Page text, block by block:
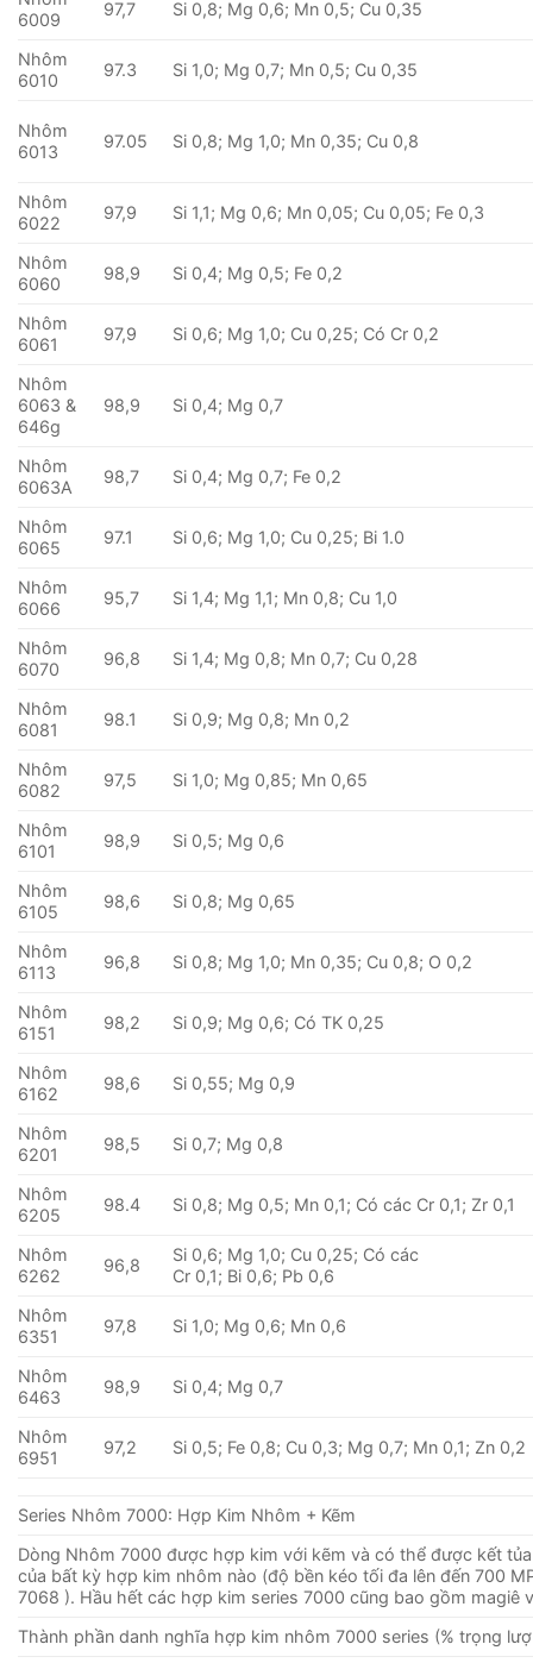
6009
97,7 Si 0,8; Mg 0,6; Mn 0,5; Cu 0,35
Nhôm
6010
97.3 Si 1,0; Mg 0,7; Mn 0,5; Cu 0,35
Nhôm
6013
97.05 Si 0,8; Mg 1,0; Mn 0,35; Cu 0,8
Nhôm
6022
97,9 Si 1,1; Mg 0,6; Mn 0,05; Cu 0,05; Fe 0,3
Nhôm
6060
98,9 Si 0,4; Mg 0,5; Fe 0,2
Nhôm
6061
97,9 Si 0,6; Mg 1,0; Cu 0,25; Có Cr 0,2
Nhôm
6063 &
646g
98,9 Si 0,4; Mg 0,7
Nhôm
6063A
98,7 Si 0,4; Mg 0,7; Fe 0,2
Nhôm
6065
97.1 Si 0,6; Mg 1,0; Cu 0,25; Bi 1.0
Nhôm
6066
95,7 Si 1,4; Mg 1,1; Mn 0,8; Cu 1,0
Nhôm
6070
96,8 Si 1,4; Mg 0,8; Mn 0,7; Cu 0,28
Nhôm
6081
98.1 Si 0,9; Mg 0,8; Mn 0,2
Nhôm
6082
97,5 Si 1,0; Mg 0,85; Mn 0,65
Nhôm
6101
98,9 Si 0,5; Mg 0,6
Nhôm
6105
98,6 Si 0,8; Mg 0,65
Nhôm
6113
96,8 Si 0,8; Mg 1,0; Mn 0,35; Cu 0,8; O 0,2
Nhôm
6151
98,2 Si 0,9; Mg 0,6; Có TK 0,25
Nhôm
6162
98,6 Si 0,55; Mg 0,9
Nhôm
6201
98,5 Si 0,7; Mg 0,8
Nhôm
6205
98.4 Si 0,8; Mg 0,5; Mn 0,1; Có các Cr 0,1; Zr 0,1
Nhôm
6262
96,8
Si 0,6; Mg 1,0; Cu 0,25; Có các
Cr 0,1; Bi 0,6; Pb 0,6
Nhôm
6351
97,8 Si 1,0; Mg 0,6; Mn 0,6
Nhôm
6463
98,9 Si 0,4; Mg 0,7
Nhôm
6951
97,2 Si 0,5; Fe 0,8; Cu 0,3; Mg 0,7; Mn 0,1; Zn 0,2
Series Nhôm 7000: Hợp Kim Nhôm + Kẽm
Dòng Nhôm 7000 được hợp kim với kẽm và có thể được kết
của bất kỳ hợp kim nhôm nào (độ bền kéo tối đa lên đến 700
7068 ). Hầu hết các hợp kim series 7000 cũng bao gồm magiê
Thành phần danh nghĩa hợp kim nhôm 7000 series (% trọng